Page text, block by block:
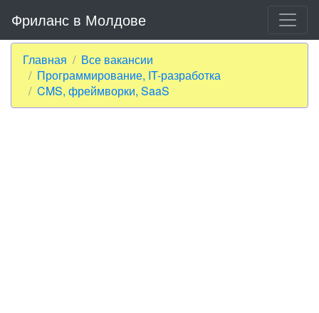
Фриланс в Молдове
Главная
Все вакансии
Программирование, IT-разработка
CMS, фреймворки, SaaS